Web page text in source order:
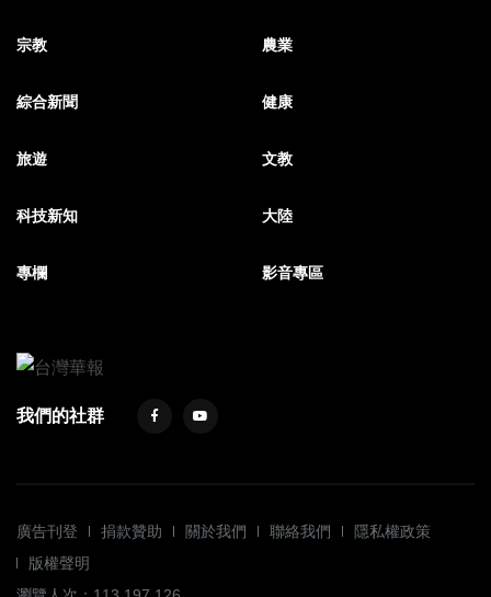
宗教 農業
綜合新聞 健康
旅遊 文教
科技新知 大陸
專欄 影音專區
我們的社群
廣告刊登 捐款贊助 關於我們 聯絡我們
隱私權政策
版權聲明